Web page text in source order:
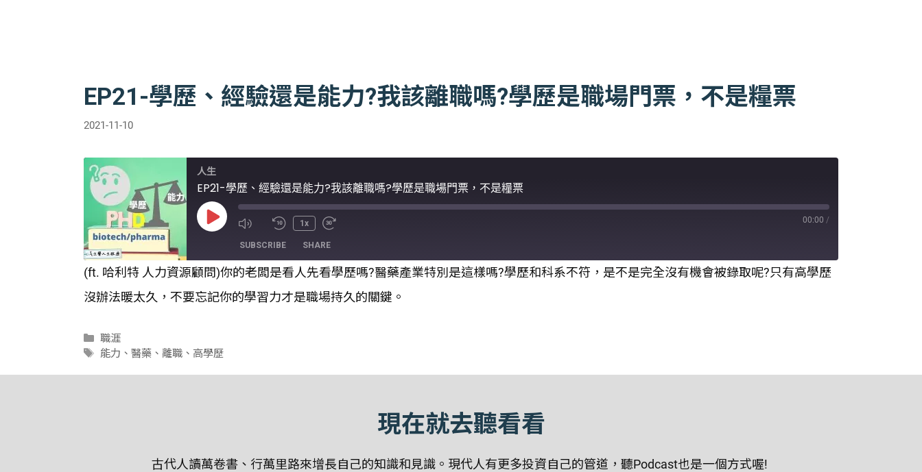
EP21-學歷、經驗還是能力?我該離職嗎?學歷是職場門票，不是糧票
2021-11-10
人生
EP21-學歷、經驗還是能力?我該離職嗎?學歷是職場門票，不是糧票
Play
Episode
1x 00:00 /
SUBSCRIBE SHARE
RSS FEED
SHARE
EMBED
(ft. 哈利特 人力資源顧問)你的老闆是看人先看學歷嗎?醫藥產業特別是這樣嗎?學歷和科系不符，是不是完全沒有機會被錄取呢?只有高學歷
沒辦法暖太久，不要忘記你的學習力才是職場持久的關鍵。
分
類
職涯
標
能力 、醫藥 、離職 、 高學歷
現在就去聽看看
古代人讀萬卷書、行萬里路來增長自己的知識和見識。現代人有更多投資自己的管道，聽Podcast也是一個方式喔!